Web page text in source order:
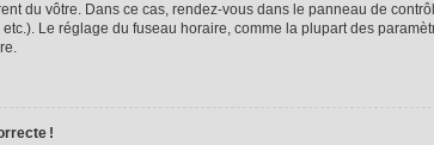
du vôtre. Dans ce cas, rendez-vous dans le panneau de
Le réglage du fuseau horaire, comme la plupart des
!